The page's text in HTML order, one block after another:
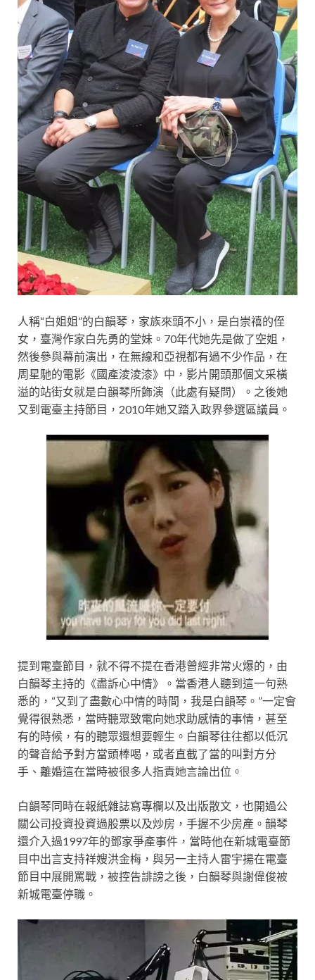
人稱“白姐姐”的白韻琴，家族來頭不小，是白崇禧的侄
女，臺灣作家白先勇的堂妹。70年代她先是做了空姐，
然後參與幕前演出，在無線和亞視都有過不少作品，在
周星馳的電影《國產淩淩漆》中，影片開頭那個文采橫
溢的站街女就是白韻琴所飾演（此處有疑問）。之後她
又到電臺主持節目，2010年她又踏入政界參選區議員。
提到電臺節目，就不得不提在香港曾經非常火爆的，由
白韻琴主持的《盡訴心中情》。當香港人聽到這一句熟
悉的，“又到了盡數心中情的時間，我是白韻琴。”一定會
覺得很熟悉，當時聽眾致電向她求助感情的事情，甚至
有的時候，有的聽眾還想要輕生。白韻琴往往都以低沉
的聲音給予對方當頭棒喝，或者直截了當的叫對方分
手、離婚這在當時被很多人指責她言論出位。
白韻琴同時在報紙雜誌寫專欄以及出版散文，也開過公
關公司投資投資過股票以及炒房，手握不少房產。韻琴
還介入過1997年的鄧家爭產事件，當時他在新城電臺節
目中出言支持祥嫂洪金梅，與另一主持人雷宇揚在電臺
節目中展開罵戰，被控告誹謗之後，白韻琴與謝偉俊被
新城電臺停職。